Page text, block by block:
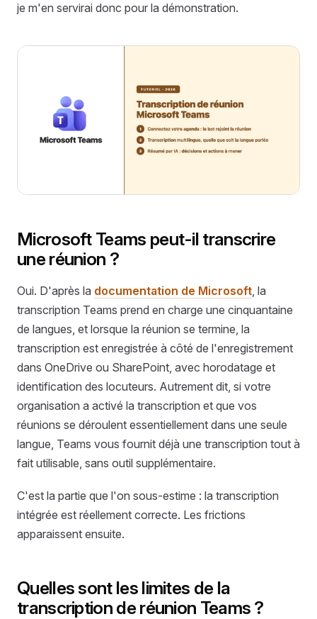
je m'en servirai donc pour la démonstration.
Microsoft Teams peut-il transcrire
une réunion ?
Oui. D'après la documentation de Microsoft, la
transcription Teams prend en charge une cinquantaine
de langues, et lorsque la réunion se termine, la
transcription est enregistrée à côté de l'enregistrement
dans OneDrive ou SharePoint, avec horodatage et
identification des locuteurs. Autrement dit, si votre
organisation a activé la transcription et que vos
réunions se déroulent essentiellement dans une seule
langue, Teams vous fournit déjà une transcription tout à
fait utilisable, sans outil supplémentaire.
C'est la partie que l'on sous-estime : la transcription
intégrée est réellement correcte. Les frictions
apparaissent ensuite.
Quelles sont les limites de la
transcription de réunion Teams ?